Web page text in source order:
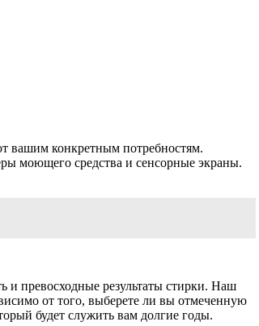
вашим конкретным потребностям.
моющего средства и сенсорные экраны.
и превосходные результаты стирки. Наш
от того, выберете ли вы отмеченную
будет служить вам долгие годы.